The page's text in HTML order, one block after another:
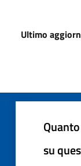
Ultimo
su